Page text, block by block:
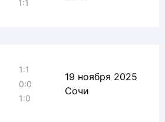
1:1
1:1
0:0
1:0
19 ноября 2025
Сочи